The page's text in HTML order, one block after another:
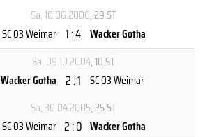
Sa, 10.06.2006, 29.ST
SC 03 Weimar 1 : 4 Wacker Gotha
Sa, 09.10.2004, 10.ST
Wacker Gotha 2 : 1 SC 03 Weimar
Sa, 30.04.2005, 25.ST
SC 03 Weimar 2 : 0 Wacker Gotha